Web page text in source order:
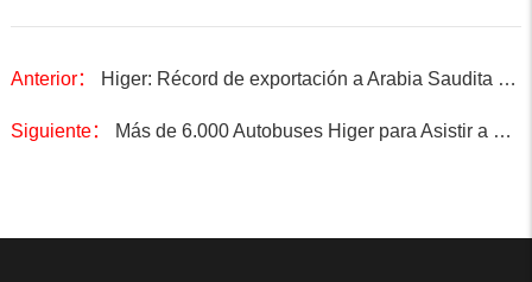
Anterior： Higer: Récord de exportación a Arabia Saudita con 780 autobuses, impulsando "La Franja y la Ruta"
Siguiente： Más de 6.000 Autobuses Higer para Asistir a un Gran Acontecimiento Futbolístico en Catar.